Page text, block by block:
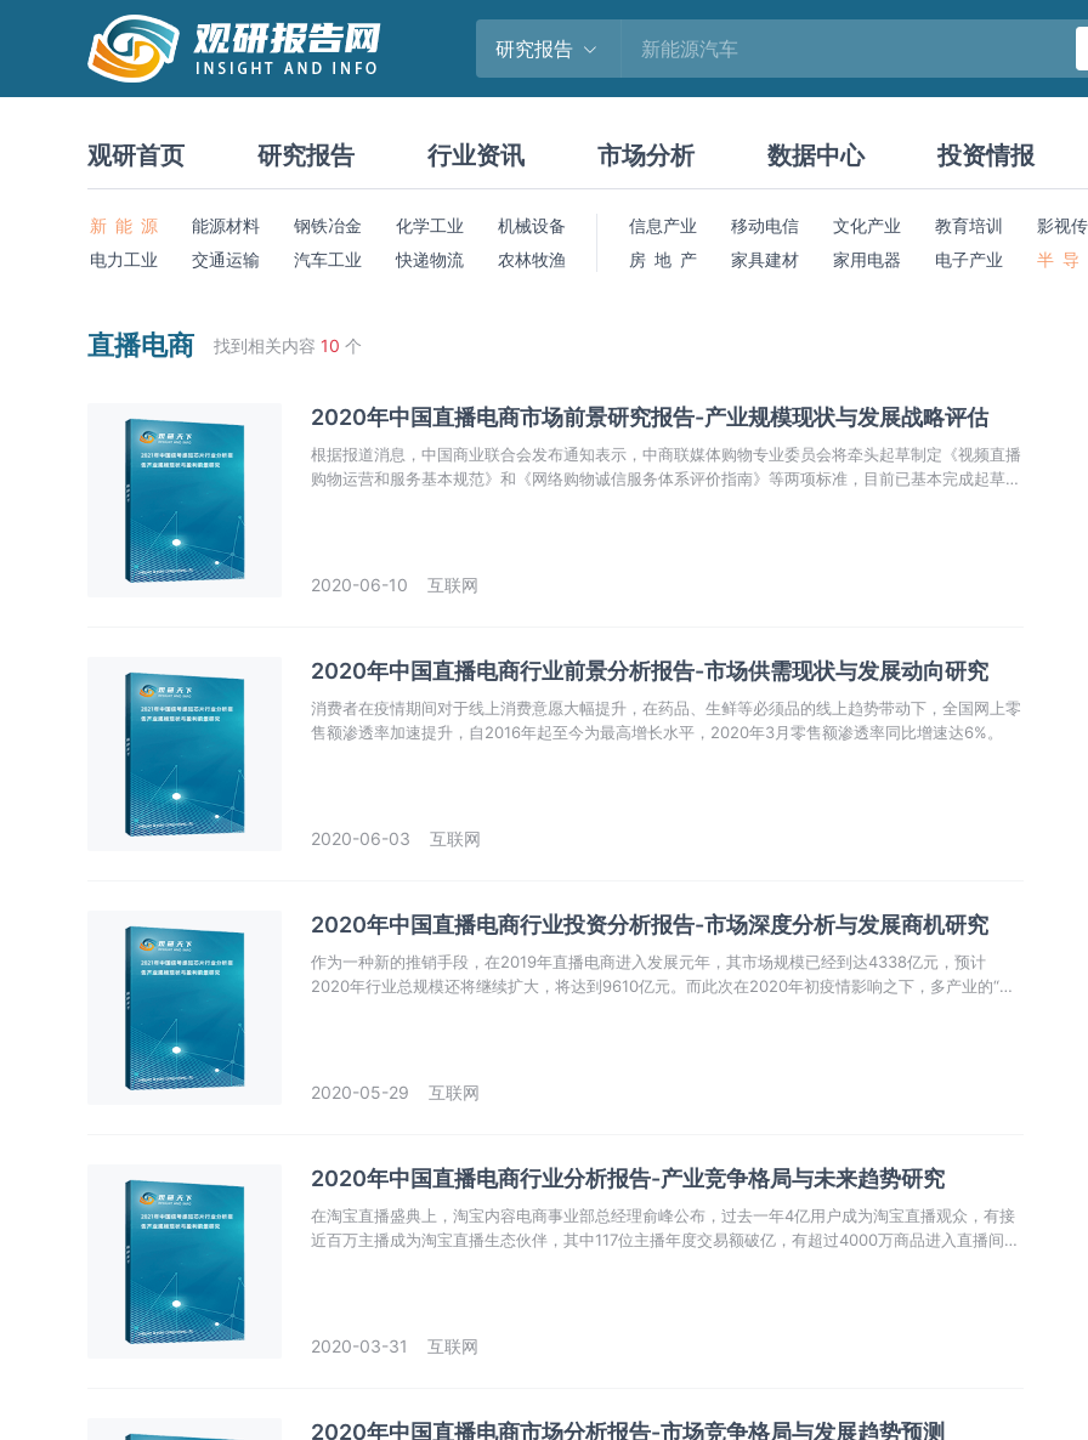
研究报告
观研首页 研究报告 行业资讯 市场分析 数据中心 投资情报
新 能 源 能源材料 钢铁冶金 化学工业
机械设备
电力工业
交通运输 汽车工业 快递物流 农林牧渔
信息产业 移动电信 文化产业 教育培训
影视
房 地 产
家具建材 家用电器 电子产业 半 导
直播电商 找到相关内容 10 个
2020年中国直播电商市场前景研究报告-产业规模现状与发展战略评估
根据报道消息，中国商业联合会发布通知表示，中商联媒体购物专业委员会将牵头起草制定《视频直播
购物运营和服务基本规范》和《网络购物诚信服务体系评价指南》等两项标准，目前已基本完成起草工
2020-06-10 互联网
2020年中国直播电商行业前景分析报告-市场供需现状与发展动向研究
消费者在疫情期间对于线上消费意愿大幅提升，在药品、生鲜等必须品的线上趋势带动下，全国网上零
售额渗透率加速提升，自2016年起至今为最高增长水平，2020年3月零售额渗透率同比增速达6%。
2020-06-03 互联网
2020年中国直播电商行业投资分析报告-市场深度分析与发展商机研究
作为一种新的推销手段，在2019年直播电商进入发展元年，其市场规模已经到达4338亿元，预计
2020年行业总规模还将继续扩大，将达到9610亿元。而此次在2020年初疫情影响之下，多产业的“云
2020-05-29 互联网
2020年中国直播电商行业分析报告-产业竞争格局与未来趋势研究
在淘宝直播盛典上，淘宝内容电商事业部总经理俞峰公布，过去一年4亿用户成为淘宝直播观众，有接
近百万主播成为淘宝直播生态伙伴，其中117位主播年度交易额破亿，有超过4000万商品进入直播间，
2020-03-31 互联网
2020年中国直播电商市场分析报告-市场竞争格局与发展趋势预测